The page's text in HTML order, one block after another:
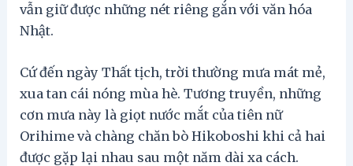
vẫn giữ được những nét riêng gắn với văn hóa
Nhật.
Cứ đến ngày Thất tịch, trời thường mưa mát mẻ,
xua tan cái nóng mùa hè. Tương truyền, những
cơn mưa này là giọt nước mắt của tiên nữ
Orihime và chàng chăn bò Hikoboshi khi cả hai
được gặp lại nhau sau một năm dài xa cách.